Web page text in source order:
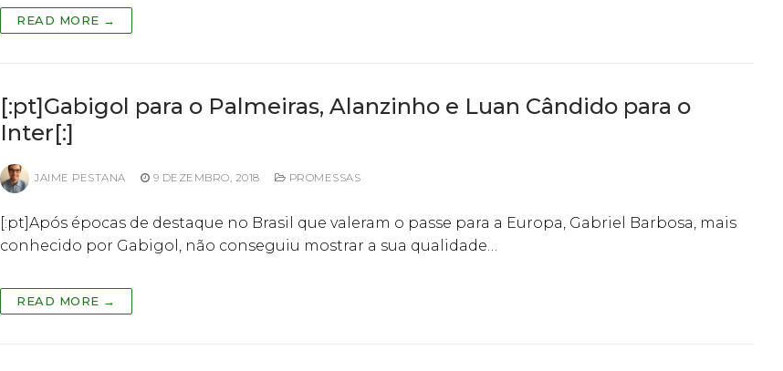
READ MORE →
[:pt]Gabigol para o Palmeiras, Alanzinho e Luan Cândido para o
Inter[:]
JAIME PESTANA 9 DEZEMBRO, 2018 PROMESSAS
[:pt]Após épocas de destaque no Brasil que valeram o passe para a Europa, Gabriel Barbosa, mais
conhecido por Gabigol, não conseguiu mostrar a sua qualidade…
READ MORE →